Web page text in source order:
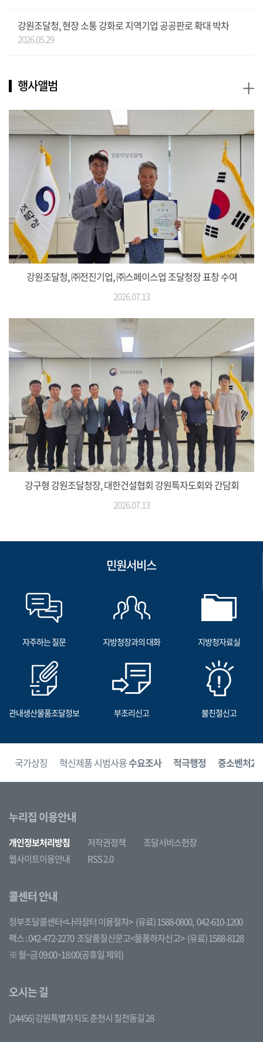
강원조달청, 현장 소통 강화로 지역기업 공공판로 확대 박차
2026.05.29
행사앨범
강원조달청, ㈜전진기업, ㈜스페이스업 조달청장 표창 수여
2026.07.13
강구형 강원조달청장, 대한건설협회 강원특자도회와 간담회
2026.07.13
+
민원서비스
자주하는 질문 지방청장과의 대화 지방청자료실
관내생산물품조달정보 부조리신고 불친절신고
국가상징 혁신제품 시범사용수요조사 적극행정 중소벤처24
누리집 이용안내
개인정보처리방침 저작권정책
조달서비스헌장
웹사이트이용안내
RSS 2.0
콜센터 안내
정부조달콜센터<나라장터 이용절차> (유료) 1588-0800, 042-610-1200
팩스 : 042-472-2270 조달품질신문고<물품하자신고> (유료) 1588-8128
※ 월~금 09:00~18:00(공휴일 제외)
오시는 길
[24456] 강원특별자치도 춘천시 칠전동길 28